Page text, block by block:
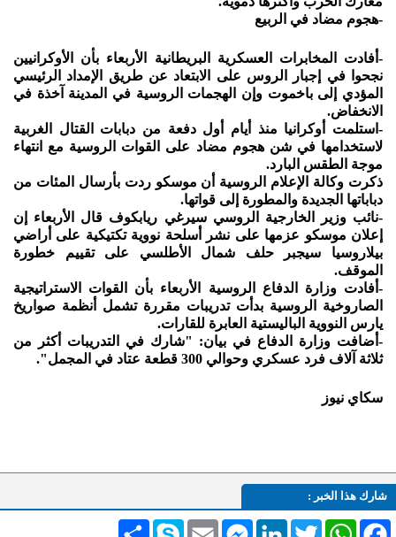
-هجوم مضاد في الربيع
-أفادت المخابرات العسكرية البريطانية الأربعاء بأن الأوكرانيين
نجحوا في إجبار الروس على الابتعاد عن طريق الإمداد الرئيسي
المؤدي إلى باخموت وإن الهجمات الروسية في المدينة آخذة في
الانخفاض.
-استلمت أوكرانيا منذ أيام أول دفعة من دبابات القتال الغربية
لاستخدامها في شن هجوم مضاد على القوات الروسية مع انتهاء
موجة الطقس البارد.
ذكرت وكالة الإعلام الروسية أن موسكو ردت بأرسال المئات من
دباباتها الجديدة والمطورة إلى قواتها.
-نائب وزير الخارجية الروسي سيرغي ريابكوف قال الأربعاء إن
إعلان موسكو عزمها على نشر أسلحة نووية تكتيكية على أراضي
بيلاروسيا سيجبر حلف شمال الأطلسي على تقييم خطورة
الموقف.
-أفادت وزارة الدفاع الروسية الأربعاء بأن القوات الاستراتيجية
الصاروخية الروسية بدأت تدريبات مقررة تشمل أنظمة صواريخ
يارس النووية الباليستية العابرة للقارات.
-أضافت وزارة الدفاع في بيان: "شارك في التدريبات أكثر من
ثلاثة آلاف فرد عسكري وحوالي 300 قطعة عتاد في المجمل".
سكاي نيوز
شارك هذا الخبر :
انشر Skype Email
MessengerLinkedInTwitterWhatsAppFacebook